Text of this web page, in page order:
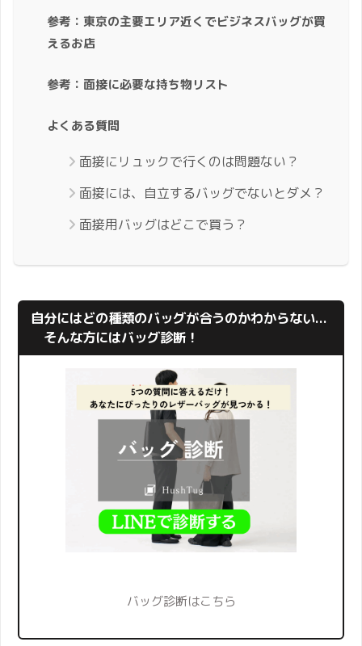
参考：東京の主要エリア近くでビジネスバッグが買
えるお店
参考：面接に必要な持ち物リスト
よくある質問
面接にリュックで行くのは問題ない？
面接には、自立するバッグでないとダメ？
面接用バッグはどこで買う？
自分にはどの種類のバッグが合うのかわからない...
そんな方にはバッグ診断！
バッグ診断はこちら